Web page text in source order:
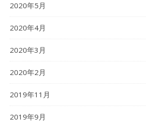
2020年5月
2020年4月
2020年3月
2020年2月
2019年11月
2019年9月